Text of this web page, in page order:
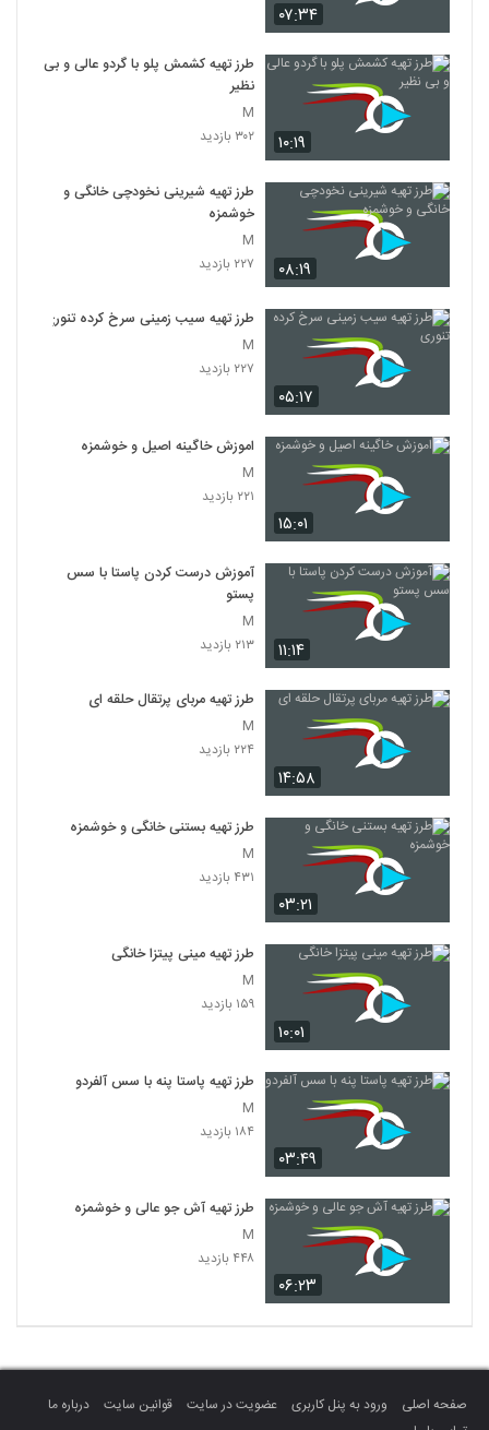
۰۷:۳۴
۱۰:۱۹
طرز تهیه کشمش پلو با گردو عالی و بی
نظیر
M
۳۰۲ بازدید
۰۸:۱۹
طرز تهیه شیرینی نخودچی خانگی و
خوشمزه
M
۲۲۷ بازدید
۰۵:۱۷
طرز تهیه سیب زمینی سرخ کرده تنوری
M
۲۲۷ بازدید
۱۵:۰۱
اموزش خاگینه اصیل و خوشمزه
M
۲۲۱ بازدید
۱۱:۱۴
آموزش درست کردن پاستا با سس
پستو
M
۲۱۳ بازدید
۱۴:۵۸
طرز تهیه مربای پرتقال حلقه ای
M
۲۲۴ بازدید
۰۳:۲۱
طرز تهیه بستنی خانگی و خوشمزه
M
۴۳۱ بازدید
۱۰:۰۱
طرز تهیه مینی پیتزا خانگی
M
۱۵۹ بازدید
۰۳:۴۹
طرز تهیه پاستا پنه با سس آلفردو
M
۱۸۴ بازدید
۰۶:۲۳
طرز تهیه آش جو عالی و خوشمزه
M
۴۴۸ بازدید
صفحه اصلی ورود به پنل کاربری عضویت در سایت قوانین سایت
درباره ما